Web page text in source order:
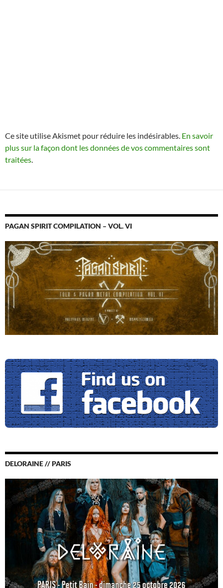
Ce site utilise Akismet pour réduire les indésirables. En savoir
plus sur la façon dont les données de vos commentaires sont
traitées.
PAGAN SPIRIT COMPILATION – VOL. VI
DELORAINE // PARIS